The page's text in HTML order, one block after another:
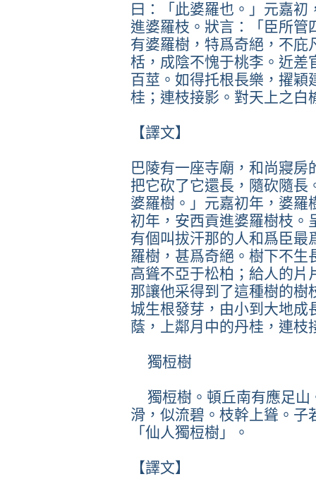
曰：「此婆羅也。」元嘉初
進婆羅枝。狀言：「臣所管
有婆羅樹，特爲奇絕，不庇
栝，成陰不愧于桃李。近差
百莖。如得托根長樂，擢穎
桂；連枝接影。對天上之白
【譯文】
巴陵有一座寺廟，和尚寢
把它砍了它還長，隨砍隨長
婆羅樹。」元嘉初年，婆羅
初年，安西貢進婆羅樹枝。
有個叫拔汗那的人和爲臣最
羅樹，甚爲奇絕。樹下不生
高聳不亞于松柏；給人的片
那讓他采得到了這種樹的樹
城生根發芽，由小到大地成
蔭，上鄰月中的丹桂，連枝
獨梪樹
獨梪樹。頓丘南有應足山
滑，似流碧。枝幹上聳。子
「仙人獨梪樹」。
【譯文】